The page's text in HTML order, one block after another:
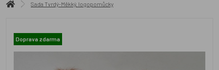
Sada Tvrdý-Měkký, logopomůcky
Doprava zdarma